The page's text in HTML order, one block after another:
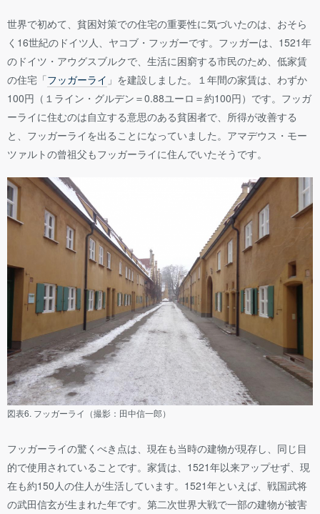
世界で初めて、貧困対策での住宅の重要性に気づいたのは、おそら
く16世紀のドイツ人、ヤコブ・フッガーです。フッガーは、1521年
のドイツ・アウグスブルクで、生活に困窮する市民のため、低家賃
の住宅「フッガーライ 」を建設しました。１年間の家賃は、わずか
100円（１ライン・グルデン＝0.88ユーロ＝約100円）です。フッガ
ーライに住むのは自立する意思のある貧困者で、所得が改善する
と、フッガーライを出ることになっていました。アマデウス・モー
ツァルトの曾祖父もフッガーライに住んでいたそうです。
図表6. フッガーライ（撮影：田中信一郎）
フッガーライの驚くべき点は、現在も当時の建物が現存し、同じ目
的で使用されていることです。家賃は、1521年以来アップせず、現
在も約150人の住人が生活しています。1521年といえば、戦国武将
の武田信玄が生まれた年です。第二次世界大戦で一部の建物が被害